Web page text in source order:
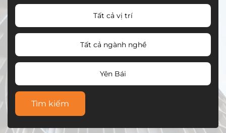
Tất cả vị trí
Tất cả ngành nghề
Yên Bái
Tìm kiếm